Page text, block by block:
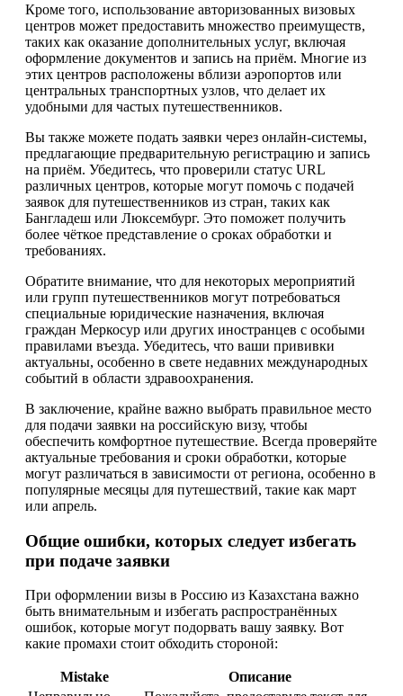
Кроме того, использование авторизованных визовых
центров может предоставить множество преимуществ,
таких как оказание дополнительных услуг, включая
оформление документов и запись на приём. Многие из
этих центров расположены вблизи аэропортов или
центральных транспортных узлов, что делает их
удобными для частых путешественников.
Вы также можете подать заявки через онлайн-системы,
предлагающие предварительную регистрацию и запись
на приём. Убедитесь, что проверили статус URL
различных центров, которые могут помочь с подачей
заявок для путешественников из стран, таких как
Бангладеш или Люксембург. Это поможет получить
более чёткое представление о сроках обработки и
требованиях.
Обратите внимание, что для некоторых мероприятий
или групп путешественников могут потребоваться
специальные юридические назначения, включая
граждан Меркосур или других иностранцев с особыми
правилами въезда. Убедитесь, что ваши прививки
актуальны, особенно в свете недавних международных
событий в области здравоохранения.
В заключение, крайне важно выбрать правильное место
для подачи заявки на российскую визу, чтобы
обеспечить комфортное путешествие. Всегда проверяйте
актуальные требования и сроки обработки, которые
могут различаться в зависимости от региона, особенно в
популярные месяцы для путешествий, такие как март
или апрель.
Общие ошибки, которых следует избегать
при подаче заявки
При оформлении визы в Россию из Казахстана важно
быть внимательным и избегать распространённых
ошибок, которые могут подорвать вашу заявку. Вот
какие промахи стоит обходить стороной:
Mistake
Описание